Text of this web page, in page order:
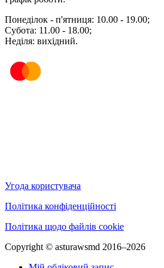
Понеділок - п'ятниця: 10.00 - 19.00;
Субота: 11.00 - 18.00;
Неділя: вихідний.
Угода користувача
Політика конфіденційності
Політика щодо файлів cookie
Copyright © asturawsmd 2016–2026